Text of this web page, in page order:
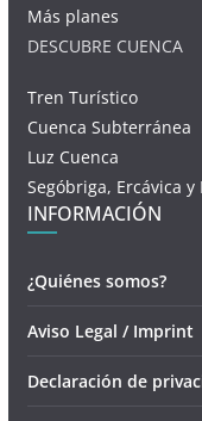
Más planes
DESCUBRE CUENCA
Tren Turístico
Cuenca Subterránea
Luz Cuenca
Segóbriga, Ercávica y
INFORMACIÓN
¿Quiénes somos?
Aviso Legal / Imprint
Declaración de